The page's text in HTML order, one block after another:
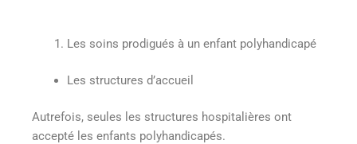
Les soins prodigués à un enfant polyhandicapé
Les structures d’accueil
Autrefois, seules les structures hospitalières ont
accepté les enfants polyhandicapés.